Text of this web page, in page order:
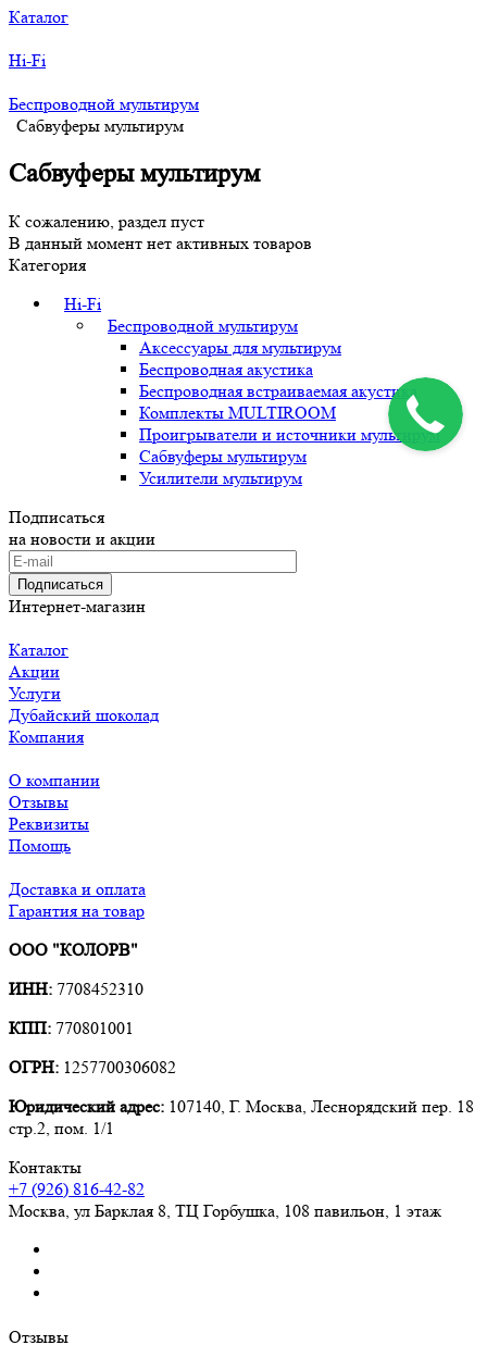
Каталог
Hi-Fi
Беспроводной мультирум
Сабвуферы мультирум
Сабвуферы мультирум
К сожалению, раздел пуст
В данный момент нет активных товаров
Категория
Hi-Fi
Беспроводной мультирум
Аксессуары для мультирум
Беспроводная акустика
Беспроводная встраиваемая акустика
Комплекты MULTIROOM
Проигрыватели и источники мультирум
Сабвуферы мультирум
Усилители мультирум
Подписаться
на новости и акции
Подписаться
Интернет-магазин
Каталог
Акции
Услуги
Дубайский шоколад
Компания
О компании
Отзывы
Реквизиты
Помощь
Доставка и оплата
Гарантия на товар
ООО "КОЛОРВ"
ИНН: 7708452310
КПП: 770801001
ОГРН: 1257700306082
Юридический адрес: 107140, Г. Москва, Леснорядский пер. 18
стр.2, пом. 1/1
Контакты
+7 (926) 816-42-82
Москва, ул Барклая 8, ТЦ Горбушка, 108 павильон, 1 этаж
Отзывы